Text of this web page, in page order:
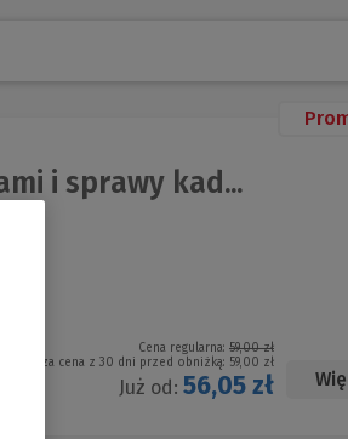
i sprawy kad...
Cena regularna: 59,00 zł
Najniższa cena z 30 dni przed obniżką: 59,00 zł
Już od: 56,05 zł